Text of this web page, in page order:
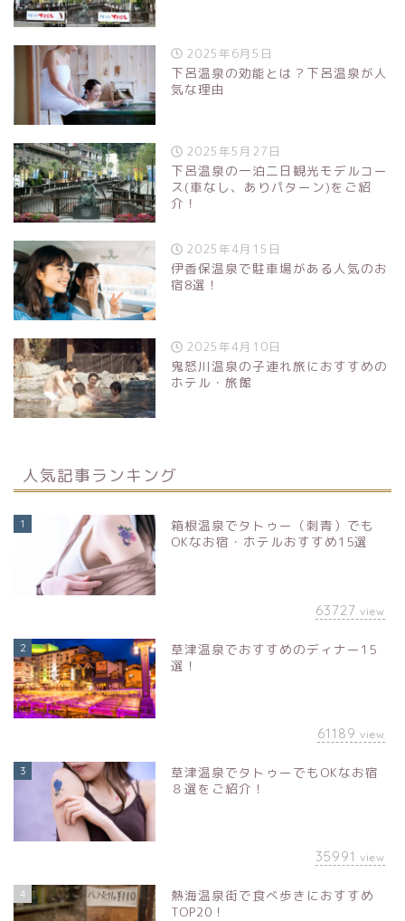
2025年6月5日
下呂温泉の効能とは？下呂温泉が人
気な理由
2025年5月27日
下呂温泉の一泊二日観光モデルコー
ス(車なし、ありパターン)をご紹
介！
2025年4月15日
伊香保温泉で駐車場がある人気のお
宿8選！
2025年4月10日
鬼怒川温泉の子連れ旅におすすめの
ホテル・旅館
人気記事ランキング
1
箱根温泉でタトゥー（刺青）でも
OKなお宿・ホテルおすすめ15選
63727 view
2
草津温泉でおすすめのディナー15
選！
61189 view
3
草津温泉でタトゥーでもOKなお宿
８選をご紹介！
35991 view
4
熱海温泉街で食べ歩きにおすすめ
TOP20！